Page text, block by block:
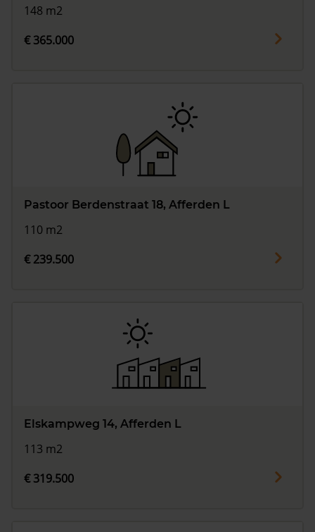
148 m2
€ 365.000
Pastoor Berdenstraat 18, Afferden L
110 m2
€ 239.500
Elskampweg 14, Afferden L
113 m2
€ 319.500